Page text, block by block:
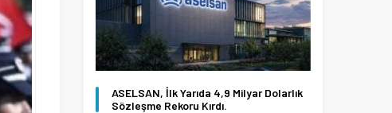
ASELSAN, İlk Yarıda 4,9 Milyar Dolarlık
Sözleşme Rekoru Kırdı.